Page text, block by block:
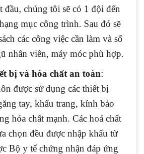
đầu, chúng tôi sẽ có 1 đội đến
mục công trình. Sau đó sẽ
các công việc cần làm và số
nhân viên, máy móc phù hợp.
bị và hóa chất an toàn:
được sử dụng các thiết bị
tay, khẩu trang, kính bảo
hóa chất mạnh. Các hoá chất
chọn đều được nhập khẩu từ
Bộ y tế chứng nhận đáp ứng